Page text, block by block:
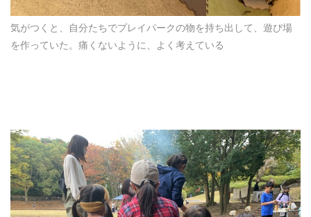
気がつくと、自分たちでプレイパークの物を持ち出して、遊び場
を作っていた。痛くないように、よく考えている